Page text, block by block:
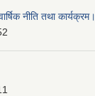
नीति तथा कार्यक्रम।